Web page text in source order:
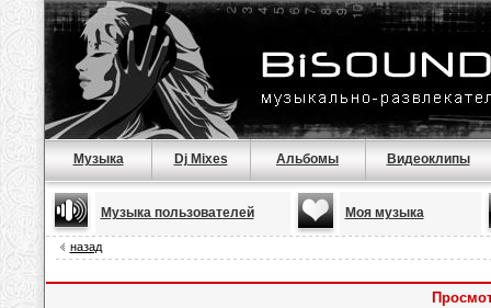
Музыка Dj Mixes Альбомы Видеоклипы
Музыка пользователей Моя музыка
назад